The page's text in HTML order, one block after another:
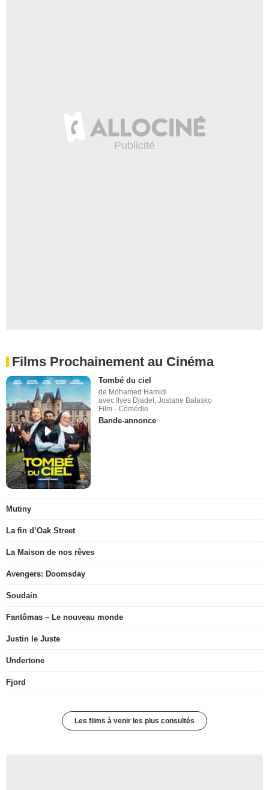
Films Prochainement au Cinéma
Tombé du ciel
de Mohamed Hamidi
avec Ilyes Djadel, Josiane Balasko
Film - Comédie
Bande-annonce
Mutiny
La fin d’Oak Street
La Maison de nos rêves
Avengers: Doomsday
Soudain
Fantômas – Le nouveau monde
Justin le Juste
Undertone
Fjord
Les films à venir les plus consultés